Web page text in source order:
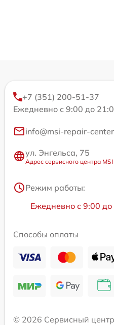
+7 (351) 200-51-37
Ежедневно с 9:00 до
info@msi-repair-
ул. Энгельса, 75
Адрес сервисного центра MSI
Режим работы:
Ежедневно с 9:00
Способы оплаты
© 2026 Сервисный